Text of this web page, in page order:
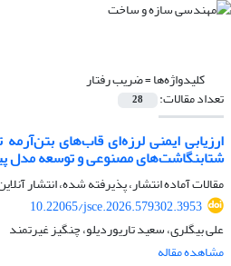
کلیدواژه‌ها =ضریب رفتار
تعداد مقالات: 28
ارزیابی ایمنی لرزه‌ای قاب‌های
شتابنگاشت‌های مصنوعی و توسعه مدل
مقالات آماده انتشار، پذیرفته شده، انتشار
10.22065/jsce.2026.579302.3953
علی بیگلری، سعید تاریوردیلو، چنگیز غیرتمند
مشاهده مقاله